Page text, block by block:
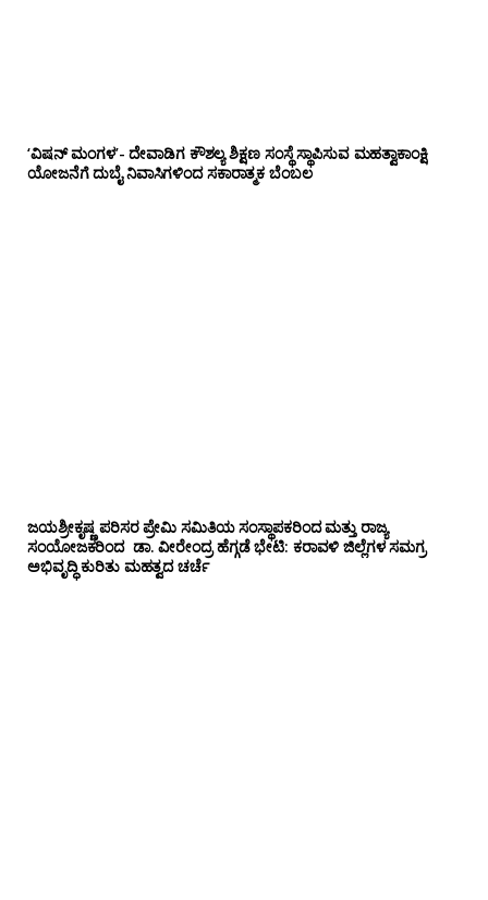
‘ವಿಷನ್ ಮಂಗಳ’- ದೇವಾಡಿಗ ಕೌಶಲ್ಯ ಶಿಕ್ಷಣ ಸಂಸ್ಥೆ ಸ್ಥಾಪಿಸುವ ಮಹತ್ವಾಕಾಂಕ್ಷಿ
ಯೋಜನೆಗೆ ದುಬೈ ನಿವಾಸಿಗಳಿಂದ ಸಕಾರಾತ್ಮಕ ಬೆಂಬಲ
ಜಯಶ್ರೀಕೃಷ್ಣ ಪರಿಸರ ಪ್ರೇಮಿ ಸಮಿತಿಯ ಸಂಸ್ಥಾಪಕರಿಂದ ಮತ್ತು ರಾಜ್ಯ
ಸಂಯೋಜಕರಿಂದ ಡಾ. ವೀರೇಂದ್ರ ಹೆಗ್ಗಡೆ ಭೇಟಿ: ಕರಾವಳಿ ಜಿಲ್ಲೆಗಳ ಸಮಗ್ರ
ಅಭಿವೃದ್ಧಿ ಕುರಿತು ಮಹತ್ವದ ಚರ್ಚೆ